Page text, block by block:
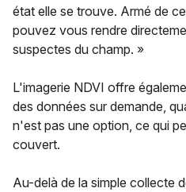
état elle se trouve. Armé de
pouvez vous rendre
suspectes du champ. »
L'imagerie NDVI offre
des données sur demande,
n'est pas une option, ce qui
couvert.
Au-delà de la simple collecte